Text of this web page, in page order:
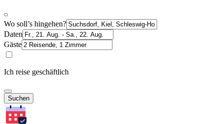
Wo soll’s hingehen?
Daten
Gäste
Ich reise geschäftlich
Suchen